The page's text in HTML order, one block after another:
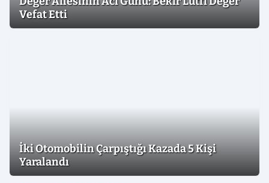
Vefat Etti
İki Otomobilin Çarpıştığı Kazada 5 Kişi
Yaralandı